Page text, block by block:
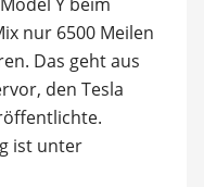
nur 6500 Meilen
Das geht aus
den Tesla
ist unter